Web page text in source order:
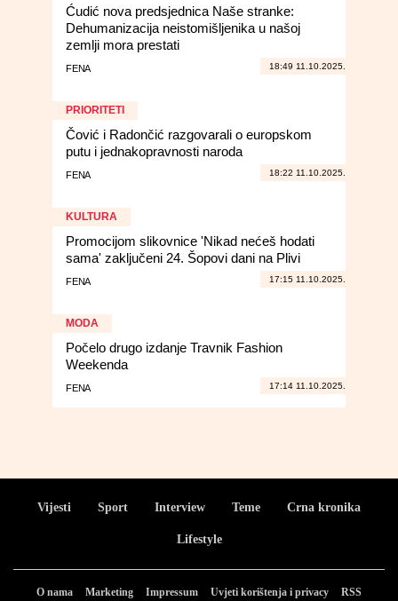
Ćudić nova predsjednica Naše stranke:
Dehumanizacija neistomišljenika u našoj
zemlji mora prestati
FENA 18:49 11.10.2025.
PRIORITETI
Čović i Radončić razgovarali o europskom
putu i jednakopravnosti naroda
FENA 18:22 11.10.2025.
KULTURA
Promocijom slikovnice 'Nikad nećeš hodati
sama' zaključeni 24. Šopovi dani na Plivi
FENA 17:15 11.10.2025.
MODA
Počelo drugo izdanje Travnik Fashion
Weekenda
FENA 17:14 11.10.2025.
Vijesti Sport Interview Teme Crna kronika
Lifestyle
O nama Marketing Impressum Uvjeti korištenja i privacy RSS